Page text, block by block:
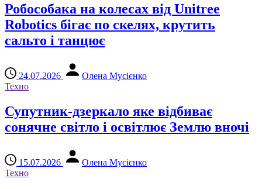
Робособака на колесах від Unitree
Robotics бігає по скелях, крутить
сальто і танцює
24.07.2026
Олена Мусієнко
Техно
Супутник-дзеркало яке відбиває
сонячне світло і освітлює Землю вночі
15.07.2026
Олена Мусієнко
Техно